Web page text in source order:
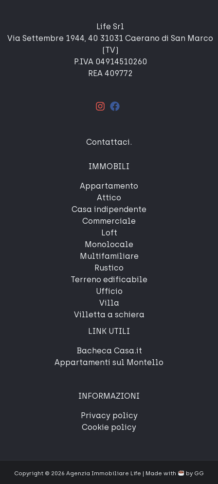
Life Srl
Via Settembre 1944, 40 31031 Caerano di San Marco
(TV)
P.IVA 04914510260
REA 409772
Contattaci .
IMMOBILI
Appartamento
Attico
Casa indipendente
Commerciale
Loft
Monolocale
Multifamiliare
Rustico
Terreno edificabile
Ufficio
Villa
Villetta a schiera
LINK UTILI
Bacheca Casa.it
Appartamenti sul Montello
INFORMAZIONI
Privacy policy
Cookie policy
Copyright © 2026 Agenzia Immobiliare Life | Made with by GG